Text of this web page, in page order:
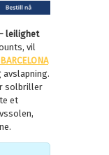
leilighet
vil
solbriller
et